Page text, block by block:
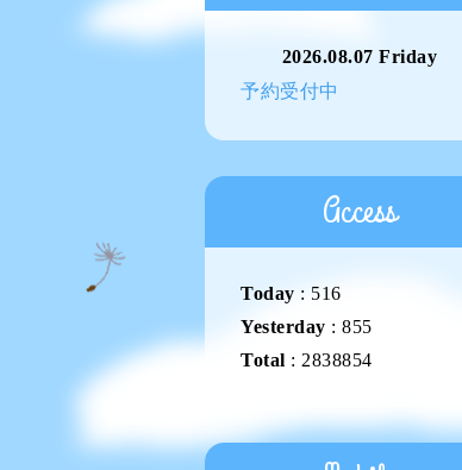
2026.08.07 Friday
予約受付中
Access
Today : 516
Yesterday : 855
Total : 2838854